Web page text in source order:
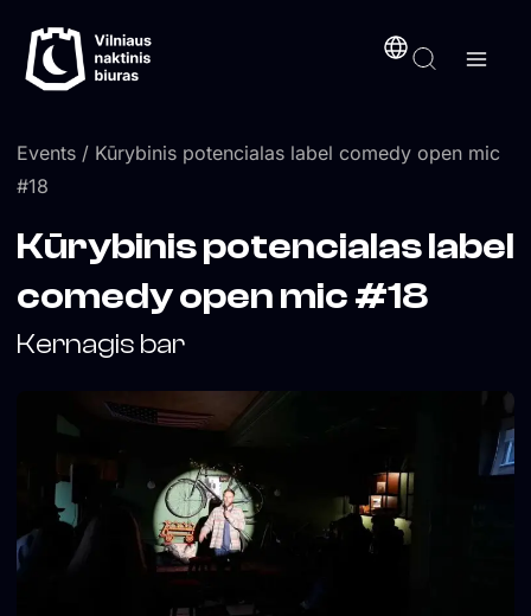
content
Events / Kūrybinis potencialas label comedy open mic
#18
Kūrybinis potencialas label
comedy open mic #18
Kernagis bar